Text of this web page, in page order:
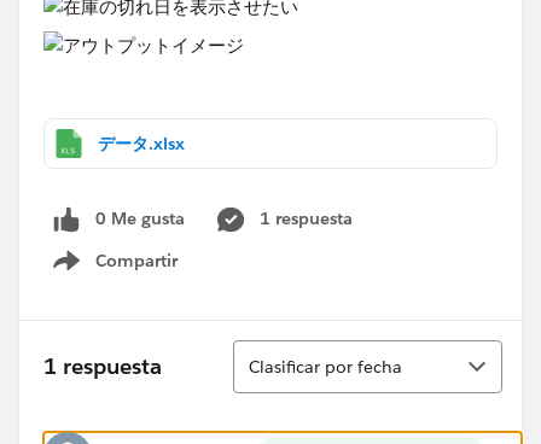
データ.xlsx
0 Me gusta
1 respuesta
Compartir
Show menu
1 respuesta
Ordenar
Clasificar por fecha